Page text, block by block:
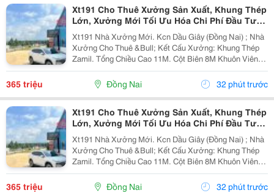
Xt191 Cho Thuê Xưởng Sản Xuất, Khung Thép
Lớn, Xưởng Mới Tối Ưu Hóa Chi Phí Đầu Tư
Sx
Xt191 Nhà Xưởng Mới. Kcn Dầu Giây (Đồng Nai) ; Nhà
Xưởng Cho Thuê &Bull; Kết Cấu Xưởng: Khung Thép
Zamil. Tổng Chiều Cao 11M. Cột Biên 8M Khuôn Viên
4700M2 ( 42M X 112M ) &Bull; Dt Nx Sản Xuất : 38M X
91M ( 3480 M&Sup2; ) &Bull; Dt Văn Phòng...
365 triệu Đồng Nai 32 phút trước
Xt191 Cho Thuê Xưởng Sản Xuất, Khung Thép
Lớn, Xưởng Mới Tối Ưu Hóa Chi Phí Đầu Tư
Sx
Xt191 Nhà Xưởng Mới. Kcn Dầu Giây (Đồng Nai) ; Nhà
Xưởng Cho Thuê &Bull; Kết Cấu Xưởng: Khung Thép
Zamil. Tổng Chiều Cao 11M. Cột Biên 8M Khuôn Viên
4700M2 ( 42M X 112M ) &Bull; Dt Nx Sản Xuất : 38M X
91M ( 3480 M&Sup2; ) &Bull; Dt Văn Phòng...
365 triệu Đồng Nai 32 phút trước